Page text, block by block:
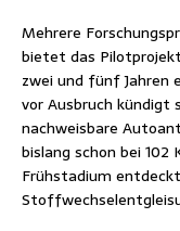
Mehrere
bietet das
zwei und fünf Jahren
vor Ausbruch kündigt
nachweisbare
bislang schon bei 102
Frühstadium